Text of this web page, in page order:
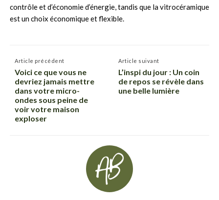
contrôle et d’économie d’énergie, tandis que la vitrocéramique
est un choix économique et flexible.
Article précédent
Voici ce que vous ne
devriez jamais mettre
dans votre micro-
ondes sous peine de
voir votre maison
exploser
Article suivant
L’inspi du jour : Un coin
de repos se révèle dans
une belle lumière